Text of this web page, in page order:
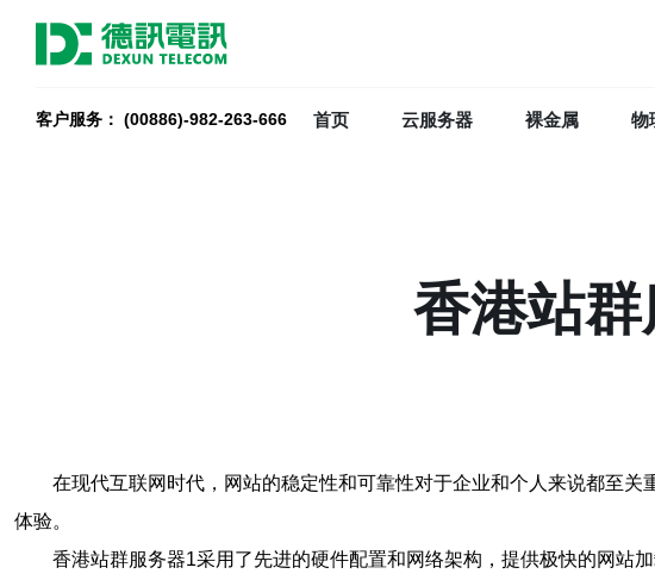
客户服务： (00886)-982-263-666 首页 云服务器 裸金属 物
香港站
在现代互联网时代，网站的稳定性和可靠性对于企业和个人来说都至
体验。
香港站群服务器1采用了先进的硬件配置和网络架构，提供极快的网站